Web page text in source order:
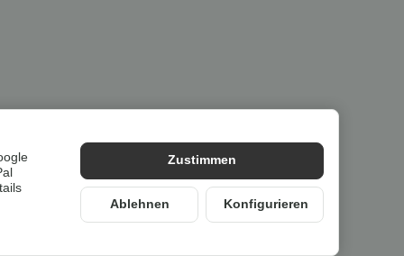
Zustimmen
Ablehnen Konfigurieren